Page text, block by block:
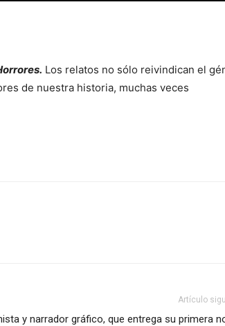
Los relatos no sólo reivindican el
de nuestra historia, muchas veces
Artículo
y narrador gráfico, que entrega su primera